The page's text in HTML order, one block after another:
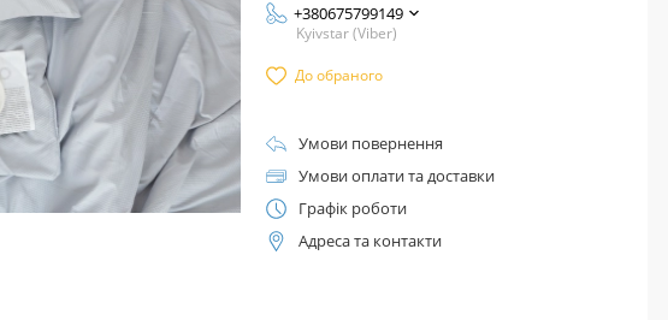
+380675799149
Kyivstar (Viber)
До обраного
Умови повернення
Умови оплати та доставки
Графік роботи
Адреса та контакти